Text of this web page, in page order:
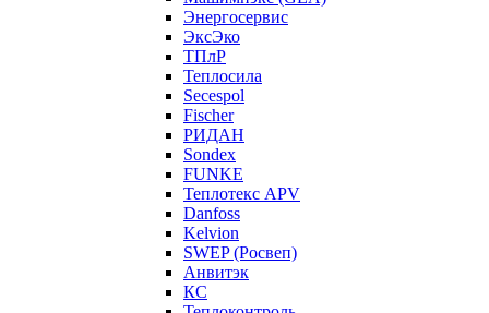
Энергосервис
ЭксЭко
ТПлР
Теплосила
Secespol
Fischer
РИДАН
Sondex
FUNKE
Теплотекс APV
Danfoss
Kelvion
SWEP (Росвеп)
Анвитэк
КС